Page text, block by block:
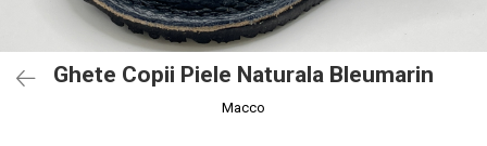
Ghete Copii Piele Naturala Bleumarin
Macco